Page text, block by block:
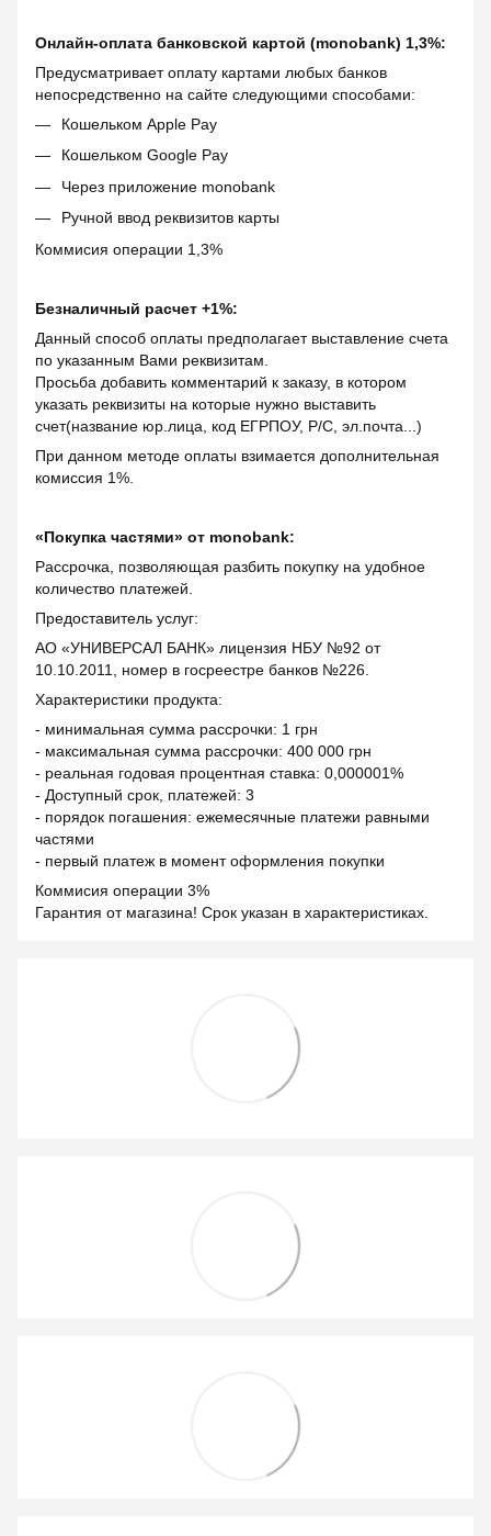
Онлайн-оплата банковской картой (monobank) 1,3%:
Предусматривает оплату картами любых банков
непосредственно на сайте следующими способами:
Кошельком Apple Pay
Кошельком Google Pay
Через приложение monobank
Ручной ввод реквизитов карты
Коммисия операции 1,3%
Безналичный расчет +1%:
Данный способ оплаты предполагает выставление счета
по указанным Вами реквизитам.
Просьба добавить комментарий к заказу, в котором
указать реквизиты на которые нужно выставить
счет(название юр.лица, код ЕГРПОУ, Р/С, эл.почта...)
При данном методе оплаты взимается дополнительная
комиссия 1%.
«Покупка частями» от monobank:
Рассрочка, позволяющая разбить покупку на удобное
количество платежей.
Предоставитель услуг:
АО «УНИВЕРСАЛ БАНК» лицензия НБУ №92 от
10.10.2011, номер в госреестре банков №226.
Характеристики продукта:
- минимальная сумма рассрочки: 1 грн
- максимальная сумма рассрочки: 400 000 грн
- реальная годовая процентная ставка: 0,000001%
- Доступный срок, платежей: 3
- порядок погашения: ежемесячные платежи равными
частями
- первый платеж в момент оформления покупки
Коммисия операции 3%
Гарантия от магазина! Срок указан в характеристиках.